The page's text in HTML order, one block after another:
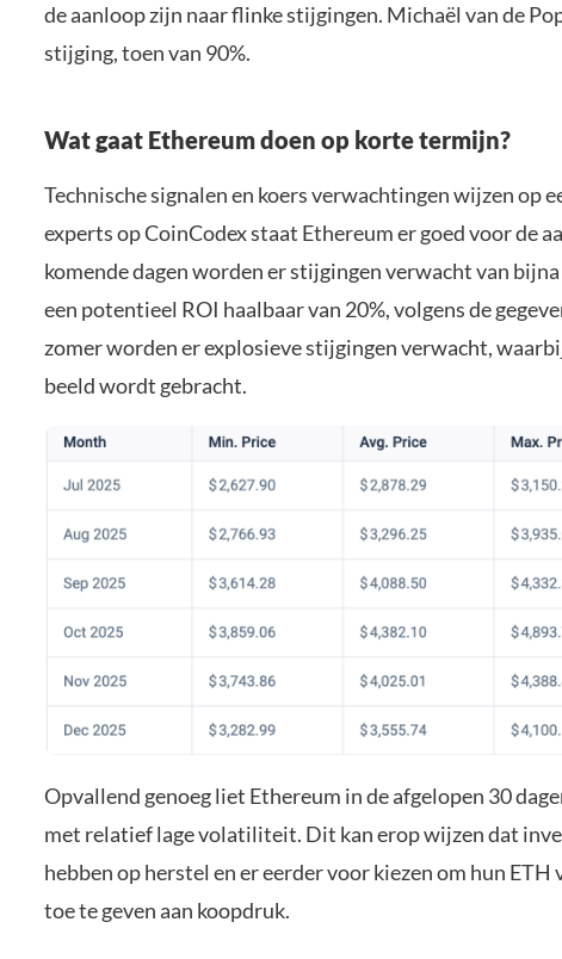
de aanloop zijn naar flinke stijgingen. Michaël van de
stijging, toen van 90%.
Wat gaat Ethereum doen op korte termijn?
Technische signalen en koers verwachtingen wijzen op
experts op CoinCodex staat Ethereum er goed voor de
komende dagen worden er stijgingen verwacht van
een potentieel ROI haalbaar van 20%, volgens de
zomer worden er explosieve stijgingen verwacht,
beeld wordt gebracht.
Opvallend genoeg liet Ethereum in de afgelopen 30
met relatief lage volatiliteit. Dit kan erop wijzen dat
hebben op herstel en er eerder voor kiezen om hun ETH
toe te geven aan koopdruk.